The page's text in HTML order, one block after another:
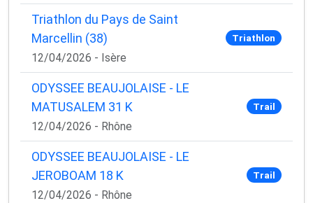
Triathlon du Pays de Saint
Marcellin (38)
12/04/2026 - Isère
Triathlon
ODYSSEE BEAUJOLAISE - LE
MATUSALEM 31 K
12/04/2026 - Rhône
Trail
ODYSSEE BEAUJOLAISE - LE
JEROBOAM 18 K
12/04/2026 - Rhône
Trail